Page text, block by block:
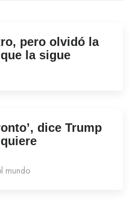
pero olvidó la
la sigue
dice Trump
mundo